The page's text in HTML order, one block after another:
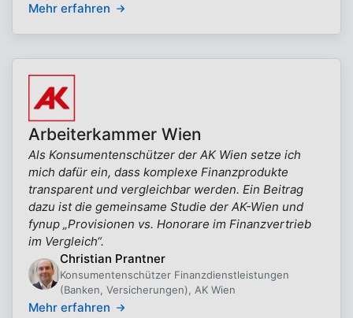
Mehr erfahren
Arbeiterkammer Wien
Als Konsumentenschützer der AK Wien setze ich
mich dafür ein, dass komplexe Finanzprodukte
transparent und vergleichbar werden. Ein Beitrag
dazu ist die gemeinsame Studie der AK-Wien und
fynup „Provisionen vs. Honorare im Finanzvertrieb
im Vergleich“.
Christian Prantner
Konsumentenschützer Finanzdienstleistungen
(Banken, Versicherungen), AK Wien
Mehr erfahren